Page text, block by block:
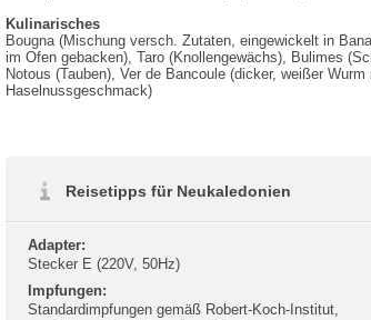
Kulinarisches
Bougna (Mischung versch. Zutaten, eingewickelt in
im Ofen gebacken), Taro (Knollengewächs), Bulimes
Notous (Tauben), Ver de Bancoule (dicker, weißer Wurm
Haselnussgeschmack)
Reisetipps für Neukaledonien
Adapter:
Stecker E (220V, 50Hz)
Impfungen:
Standardimpfungen gemäß Robert-Koch-Institut,